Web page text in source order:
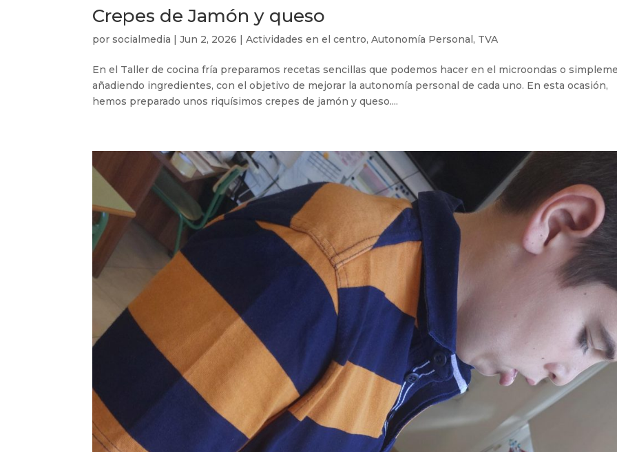
Crepes de Jamón y queso
porsocialmedia |Jun 2, 2026 |Actividades en el centro,Autonomía Personal, TVA
En el Taller de cocina fría preparamos recetas sencillas que podemos hacer en el microondas o
añadiendo ingredientes, con el objetivo de mejorar la autonomía personal de cada uno. En esta ocasión,
hemos preparado unos riquísimos crepes de jamón y queso....